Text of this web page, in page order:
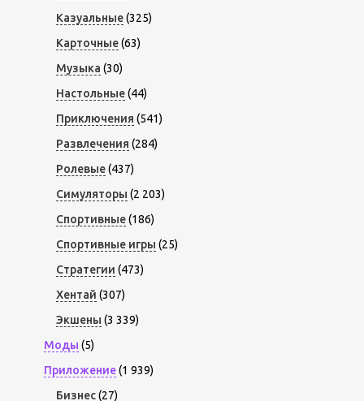
Казуальные(325)
Карточные(63)
Музыка (30)
Настольные(44)
Приключения (541)
Развлечения (284)
Ролевые(437)
Симуляторы (2 203)
Спортивные(186)
Спортивные игры (25)
Стратегии (473)
Хентай (307)
Экшены (3 339)
Моды (5)
Приложение(1 939)
Бизнес(27)